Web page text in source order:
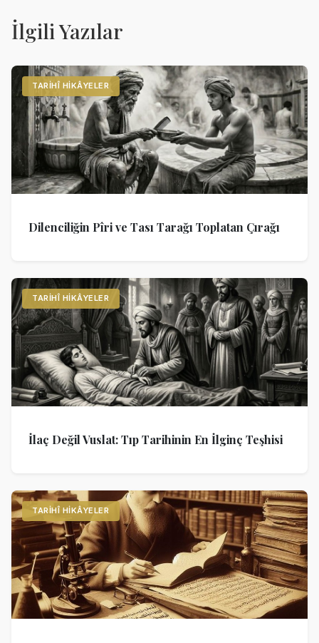
İlgili Yazılar
TARIHÎ HIKÂYELER
Dilenciliğin Pîri ve Tası Tarağı Toplatan Çırağı
TARIHÎ HIKÂYELER
İlaç Değil Vuslat: Tıp Tarihinin En İlginç Teşhisi
TARIHÎ HIKÂYELER